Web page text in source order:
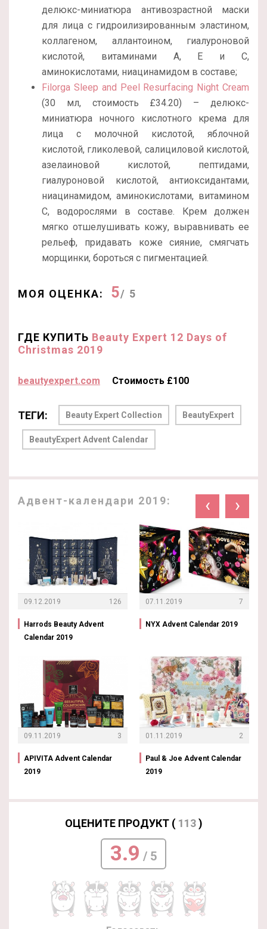
делюкс-миниатюра антивозрастной маски
для лица с гидроилизированным эластином,
коллагеном, аллантоином, гиалуроновой
кислотой, витаминами А, Е и С,
аминокислотами, ниацинамидом в составе;
Filorga Sleep and Peel Resurfacing Night Cream
(30 мл, стоимость £34.20) – делюкс-
миниатюра ночного кислотного крема для
лица с молочной кислотой, яблочной
кислотой, гликолевой, салициловой кислотой,
азелаиновой кислотой, пептидами,
гиалуроновой кислотой, антиоксидантами,
ниацинамидом, аминокислотами, витамином
С, водорослями в составе. Крем должен
мягко отшелушивать кожу, выравнивать ее
рельеф, придавать коже сияние, смягчать
морщинки, бороться с пигментацией.
МОЯ ОЦЕНКА: 5/ 5
ГДЕ КУПИТЬ Beauty Expert 12 Days of
Christmas 2019
beautyexpert.com Стоимость £100
ТЕГИ: Beauty Expert Collection BeautyExpert
BeautyExpert Advent Calendar
Адвент-календари 2019: ‹ ›
09.12.2019 126
Harrods Beauty Advent
Calendar 2019
09.11.2019 3
APIVITA Advent Calendar
2019
07.11.2019 7
NYX Advent Calendar 2019
01.11.2019 2
Paul & Joe Advent Calendar
2019
ОЦЕНИТЕ ПРОДУКТ ( 113)
3.9 / 5